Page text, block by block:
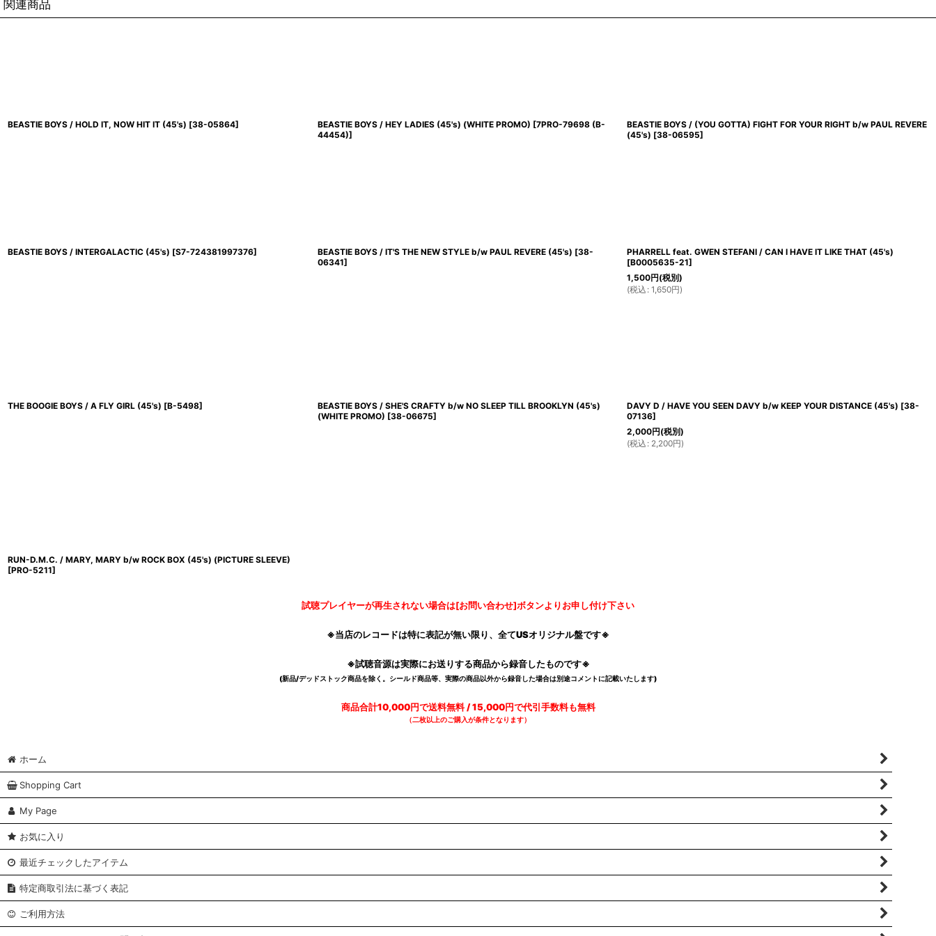
関連商品
BEASTIE BOYS / HOLD IT, NOW HIT IT (45's) [38-05864] BEASTIE BOYS / HEY LADIES (45's) (WHITE PROMO) [7PRO-79698 (B-
44454)]
BEASTIE BOYS / (YOU GOTTA) FIGHT FOR YOUR RIGHT b/w PAUL REVERE
(45's) [38-06595]
BEASTIE BOYS / INTERGALACTIC (45's) [S7-724381997376] BEASTIE BOYS / IT'S THE NEW STYLE b/w PAUL REVERE (45's) [38-
06341]
PHARRELL feat. GWEN STEFANI / CAN I HAVE IT LIKE THAT (45's)
[B0005635-21]
1,500円(税別)
(税込 : 1,650円)
THE BOOGIE BOYS / A FLY GIRL (45's) [B-5498]
BEASTIE BOYS / SHE'S CRAFTY b/w NO SLEEP TILL BROOKLYN (45's)
(WHITE PROMO) [38-06675]
DAVY D / HAVE YOU SEEN DAVY b/w KEEP YOUR DISTANCE (45's) [38-
07136]
2,000円(税別)
(税込 : 2,200円)
RUN-D.M.C. / MARY, MARY b/w ROCK BOX (45's) (PICTURE SLEEVE)
[PRO-5211]
試聴プレイヤーが再生されない場合は[お問い合わせ]ボタンよりお申し付け下さい
※当店のレコードは特に表記が無い限り、全てUSオリジナル盤です※
※試聴音源は実際にお送りする商品から録音したものです※
(新品/デッドストック商品を除く。シールド商品等、実際の商品以外から録音した場合は別途コメントに記載いたします)
商品合計10,000円で送料無料 / 15,000円で代引手数料も無料
（二枚以上のご購入が条件となります）
ホーム
Shopping Cart
My Page
お気に入り
最近チェックしたアイテム
特定商取引法に基づく表記
ご利用方法